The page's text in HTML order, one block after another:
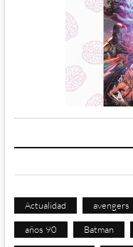
Actualidad avengers
años 90 Batman